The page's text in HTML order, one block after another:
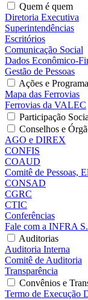
Quem é quem
Diretoria Executiva
Superintendências
Escritórios
Comunicação Social
Dados Econômico-
Gestão de Pessoas
Ações e
Mapa das Ferrovias
Ferrovias da VALEC
Participação
Conselhos e
AGO e DIREX
CONFIS
COAUD
Comitê de Pessoas,
CONSAD
CGRC
CTIC
Conferências
Fale com a INFRA
Auditorias
Auditoria Interna
Comitê de Auditoria
Transparência
Convênios e
Termo de Execução